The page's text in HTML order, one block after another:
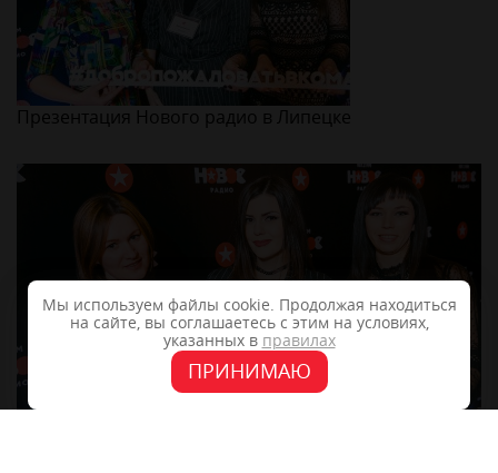
Презентация Нового радио в Липецке
Мы используем файлы cookie. Продолжая находиться
на сайте, вы соглашаетесь с этим на условиях,
указанных в правилах
ПРИНИМАЮ